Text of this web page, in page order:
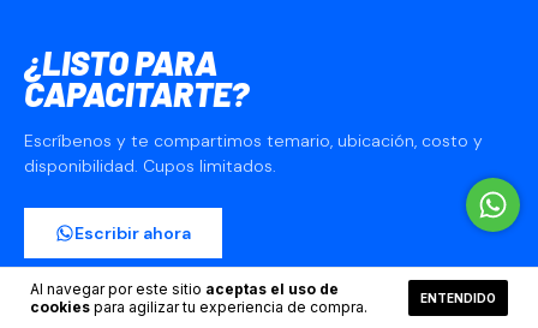
Al navegar por este sitio aceptas el uso de
cookies para agilizar tu experiencia de compra. ENTENDIDO
¿LISTO PARA
CAPACITARTE?
Escríbenos y te compartimos temario, ubicación, costo y
disponibilidad. Cupos limitados.
Escribir ahora